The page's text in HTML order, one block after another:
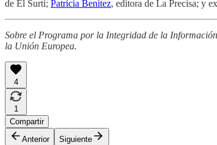
de El Surti; Patricia Benítez, editora de La Precisa; y
Sobre el Programa por la Integridad de la
la Unión Europea.
4
1
Compartir
Anterior
Siguiente